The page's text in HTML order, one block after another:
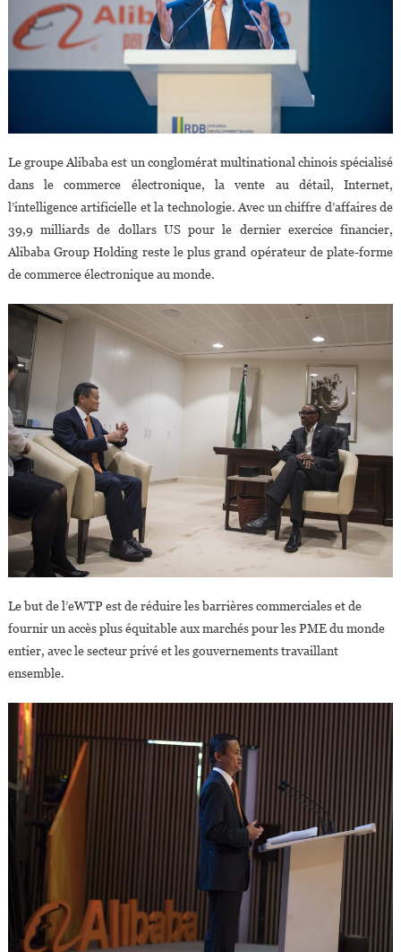
Le groupe Alibaba est un conglomérat multinational chinois spécialisé
dans le commerce électronique, la vente au détail, Internet,
l’intelligence artificielle et la technologie. Avec un chiffre d’affaires de
39,9 milliards de dollars US pour le dernier exercice financier,
Alibaba Group Holding reste le plus grand opérateur de plate-forme
de commerce électronique au monde.
Le but de l’eWTP est de réduire les barrières commerciales et de
fournir un accès plus équitable aux marchés pour les PME du monde
entier, avec le secteur privé et les gouvernements travaillant
ensemble.